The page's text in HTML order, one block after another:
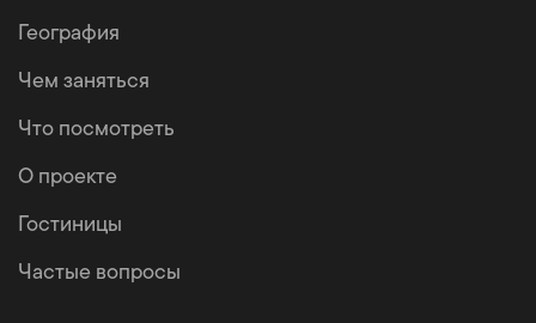
География
Чем заняться
Что посмотреть
О проекте
Гостиницы
Частые вопросы